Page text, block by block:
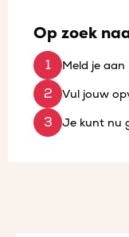
Op zoek
Meld je aan
Vul jouw
Je kunt nu